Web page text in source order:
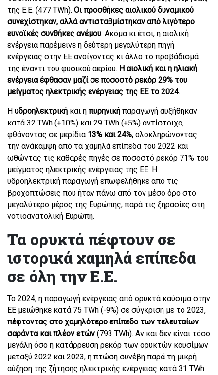
της Ε.Ε. (477 TWh). Οι προσθήκες αιολικού δυναμικού
συνεχίστηκαν, αλλά αντισταθμίστηκαν από λιγότερο
ευνοϊκές συνθήκες ανέμου. Ακόμα κι έτσι, η αιολική
ενέργεια παρέμεινε η δεύτερη μεγαλύτερη πηγή
ενέργειας στην ΕΕ ανοίγοντας κι άλλο το προβάδισμά
της έναντι του φυσικού αερίου. Η αιολική και η ηλιακή
ενέργεια έφθασαν μαζί σε ποσοστό ρεκόρ 29% του
μείγματος ηλεκτρικής ενέργειας της ΕΕ το 2024.
Η υδροηλεκτρική και η πυρηνική παραγωγή αυξήθηκαν
κατά 32 TWh (+10%) και 29 TWh (+5%) αντίστοιχα,
φθάνοντας σε μερίδια 13% και 24%, ολοκληρώνοντας
την ανάκαμψη από τα χαμηλά επίπεδα του 2022 και
ωθώντας τις καθαρές πηγές σε ποσοστό ρεκόρ 71% του
μείγματος ηλεκτρικής ενέργειας της ΕΕ. Η
υδροηλεκτρική παραγωγή επωφελήθηκε από τις
βροχοπτώσεις που ήταν πάνω από τον μέσο όρο στο
μεγαλύτερο μέρος της Ευρώπης, παρά τις ξηρασίες στη
νοτιοανατολική Ευρώπη.
Τα ορυκτά πέφτουν σε
ιστορικά χαμηλά επίπεδα
σε όλη την Ε.Ε.
Το 2024, η παραγωγή ενέργειας από ορυκτά καύσιμα στην
ΕΕ μειώθηκε κατά 75 TWh (-9%) σε σύγκριση με το 2023,
πέφτοντας στο χαμηλότερο επίπεδο των τελευταίων
σαράντα και πλέον ετών (793 TWh). Αν και δεν είναι τόσο
μεγάλη όσο η κατάρρευση ρεκόρ των ορυκτών καυσίμων
μεταξύ 2022 και 2023, η πτώση συνέβη παρά τη μικρή
αύξηση της ζήτησης ηλεκτρικής ενέργειας κατά 31 TWh